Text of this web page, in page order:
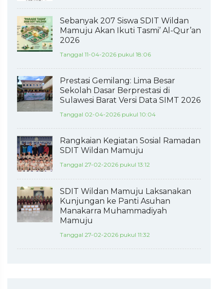
Sebanyak 207 Siswa SDIT Wildan
Mamuju Akan Ikuti Tasmi’ Al-Qur’an
2026
Tanggal 11-04-2026 pukul 18:06
Prestasi Gemilang: Lima Besar
Sekolah Dasar Berprestasi di
Sulawesi Barat Versi Data SIMT 2026
Tanggal 02-04-2026 pukul 10:04
Rangkaian Kegiatan Sosial Ramadan
SDIT Wildan Mamuju
Tanggal 27-02-2026 pukul 13:12
SDIT Wildan Mamuju Laksanakan
Kunjungan ke Panti Asuhan
Manakarra Muhammadiyah
Mamuju
Tanggal 27-02-2026 pukul 11:32